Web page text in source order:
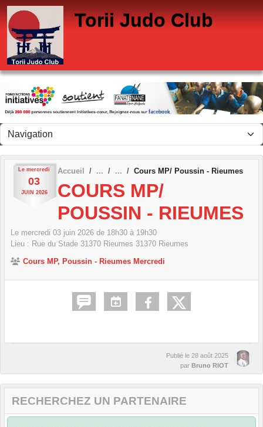
Torii Judo Club
Le mercredi
03
JUIN 2026
Accueil Cours MP/ Poussin - Rieumes
COURS MP/
POUSSIN - RIEUMES
Le mercredi 03 juin 2026 de 18h30 à 19h30
Lieu : Rue du Stade 31370 Rieumes 31370 Rieumes
Cours MP, Poussin - Rieumes Mercredi
Publié le 28 août 2025
par Bruno RIOT
RECHERCHEZ UN PARTENAIRE
Panneau de gestion des cookies